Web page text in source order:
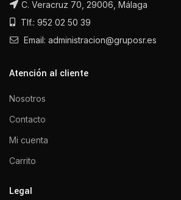
C. Veracruz 70, 29006, Málaga
Tlf.: 952 02 50 39
Email: administracion@gruposr.es
Atención al cliente
Nosotros
Contacto
Mi cuenta
Carrito
Legal